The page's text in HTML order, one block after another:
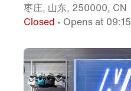
枣庄, 山东, 250000, CN
Closed • Opens at 09:15